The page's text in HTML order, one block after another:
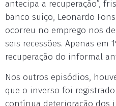
antecipa a recuperação”,
banco suíço, Leonardo
ocorreu no emprego nos
seis recessões. Apenas em
recuperação do informal
Nos outros episódios,
que o inverso foi registrado
contínua deterioração dos